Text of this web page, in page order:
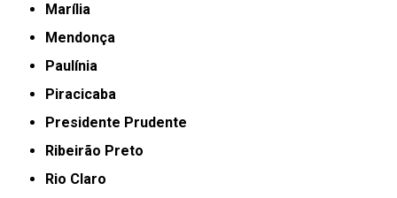
Marília
Mendonça
Paulínia
Piracicaba
Presidente Prudente
Ribeirão Preto
Rio Claro